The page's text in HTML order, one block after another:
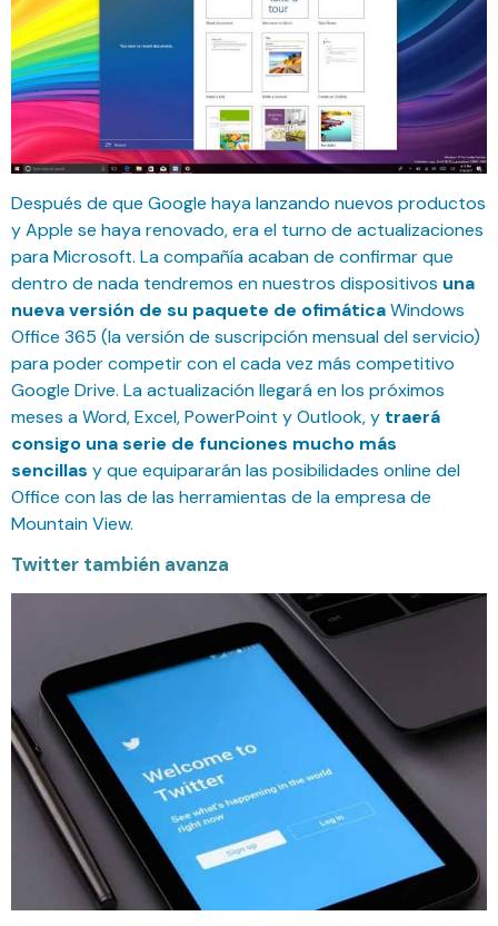
Después de que Google haya lanzando nuevos productos
y Apple se haya renovado, era el turno de actualizaciones
para Microsoft. La compañía acaban de confirmar que
dentro de nada tendremos en nuestros dispositivos una
nueva versión de su paquete de ofimáticaWindows
Office 365 (la versión de suscripción mensual del servicio)
para poder competir con el cada vez más competitivo
Google Drive. La actualización llegará en los próximos
meses a Word, Excel, PowerPoint y Outlook, y traerá
consigo una serie de funciones mucho más
sencillas y que equipararán las posibilidades online del
Office con las de las herramientas de la empresa de
Mountain View.
Twitter también avanza